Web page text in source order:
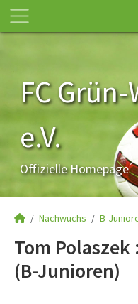
FC
e.V.
Offizielle Homepage
Nachwuchs B-
Tom
(B-Junioren)